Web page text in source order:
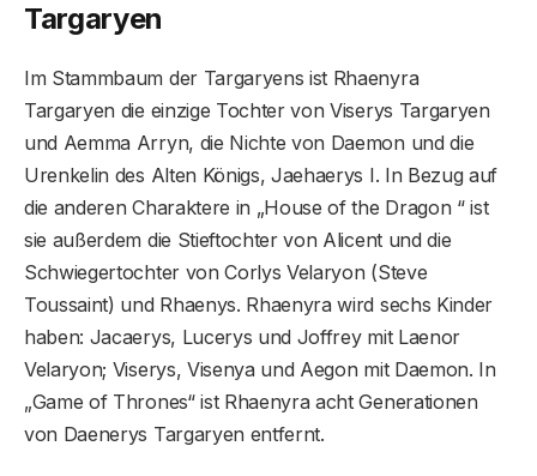
Targaryen
Im Stammbaum der Targaryens ist Rhaenyra
Targaryen die einzige Tochter von Viserys Targaryen
und Aemma Arryn, die Nichte von Daemon und die
Urenkelin des Alten Königs, Jaehaerys I. In Bezug auf
die anderen Charaktere in „House of the Dragon “ ist
sie außerdem die Stieftochter von Alicent und die
Schwiegertochter von Corlys Velaryon (Steve
Toussaint) und Rhaenys. Rhaenyra wird sechs Kinder
haben: Jacaerys, Lucerys und Joffrey mit Laenor
Velaryon; Viserys, Visenya und Aegon mit Daemon. In
„Game of Thrones“ ist Rhaenyra acht Generationen
von Daenerys Targaryen entfernt.